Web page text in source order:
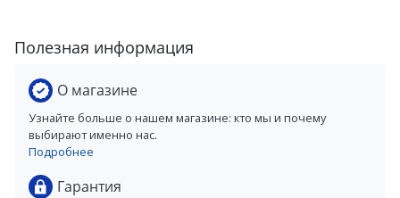
Полезная информация
О магазине
Узнайте больше о нашем магазине: кто мы и почему
выбирают именно нас.
Подробнее
Гарантия